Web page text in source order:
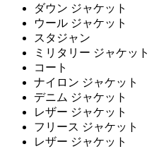
ダウン ジャケット
ウール ジャケット
スタジャン
ミリタリー ジャケット
コート
ナイロン ジャケット
デニム ジャケット
レザー ジャケット
フリース ジャケット
レザー ジャケット